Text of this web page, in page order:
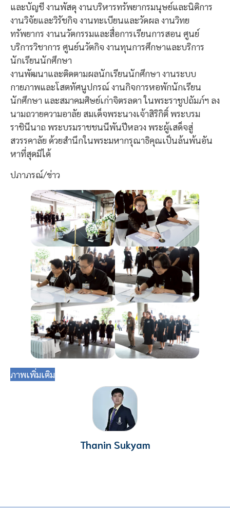
และบัญชี งานพัสดุ งานบริหารทรัพยากรมนุษย์และนิติการ
งานวิจัยและวิรัชกิจ งานทะเบียนและวัดผล งานวิทย
ทรัพยากร งานนวัตกรรมและสื่อการเรียนการสอน ศูนย์
บริการวิชาการ ศูนย์นวัตกิจ งานทุนการศึกษาและบริการ
นักเรียนนักศึกษา
งานพัฒนาและติดตามผลนักเรียนนักศึกษา งานระบบ
กายภาพและโสตทัศนูปกรณ์ งานกิจการหอพักนักเรียน
นักศึกษา และสมาคมศิษย์เก่าจิตรลดา ในพระราชูปถัมภ์ฯ ลง
นามถวายความอาลัย สมเด็จพระนางเจ้าสิริกิติ์ พระบรม
ราชินีนาถ พระบรมราชชนนีพันปีหลวง พระผู้เสด็จสู่
สวรรคาลัย ด้วยสำนึกในพระมหากรุณาธิคุณเป็นล้นพ้นอัน
หาที่สุดมิได้
ปภาภรณ์/ข่าว
ภาพเพิ่มเติม
Thanin Sukyam